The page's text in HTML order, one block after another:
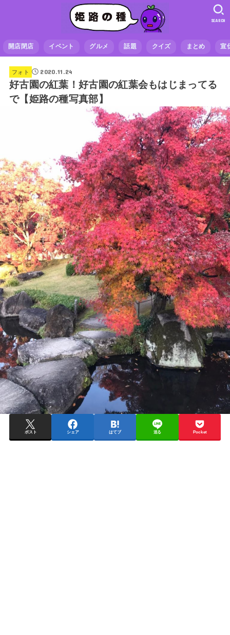
開店閉店 イベント グルメ 話題 クイズ まとめ 宣
SEARCH
フォト 2020.11.24
好古園の紅葉！好古園の紅葉会もはじまってる
で【姫路の種写真部】
ポスト シェア はてブ 送る Pocket